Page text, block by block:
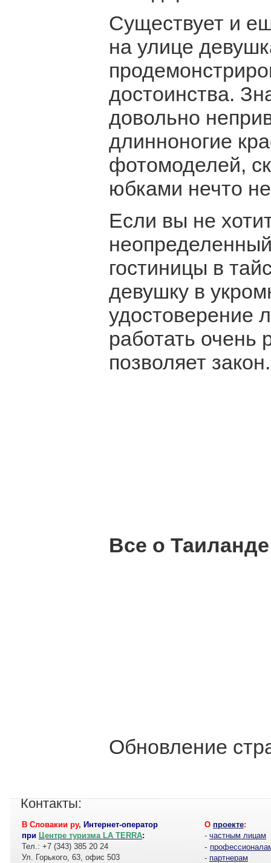
Существует и
на улице
достоинства.
довольно
длинноногие
фотомоделей,
юбками нечто
Если вы не
гостиницы в
девушку в
удостоверение
работать очень
позволяет закон.
Все о Таиланде
Обновление
Контакты:
В Словакии ру, Интернет-оператор
при Центре туризма LA TERRA:
Тел.: +7 (343) 385 20 24
Ул. Горького, 63, офис 503
О проекте:
- частным лицам
-
- партнерам